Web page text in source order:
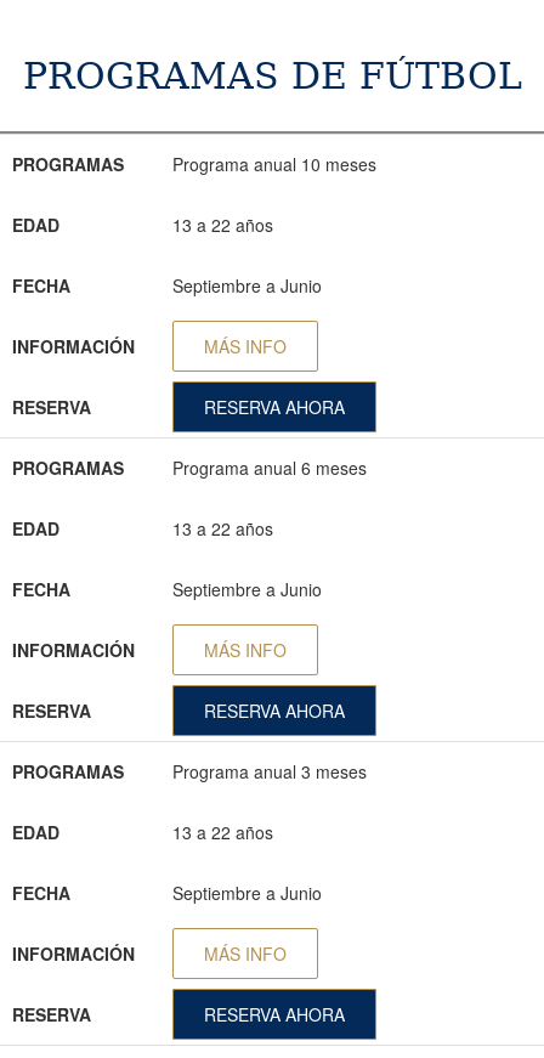
PROGRAMAS DE FÚTBOL
PROGRAMAS
EDAD
FECHA
INFORMACIÓN
RESERVA
PROGRAMAS
Programa anual 10 meses
EDAD 13 a 22 años
FECHA Septiembre a Junio
INFORMACIÓN MÁS INFO
RESERVA RESERVA AHORA
PROGRAMAS Programa anual 6 meses
EDAD 13 a 22 años
FECHA Septiembre a Junio
INFORMACIÓN MÁS INFO
RESERVA RESERVA AHORA
PROGRAMAS Programa anual 3 meses
EDAD 13 a 22 años
FECHA Septiembre a Junio
INFORMACIÓN MÁS INFO
RESERVA RESERVA AHORA